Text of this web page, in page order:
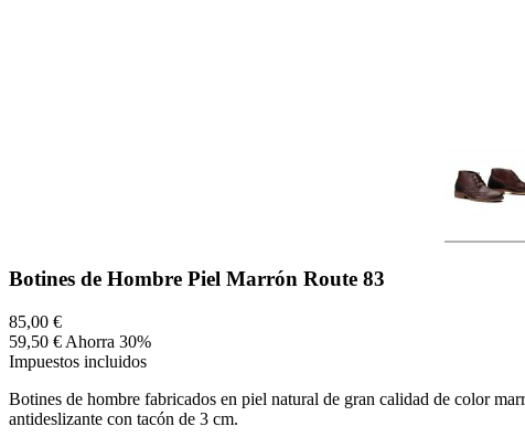
Botines de Hombre Piel Marrón Route 83
85,00 €
59,50 € Ahorra 30%
Impuestos incluidos
Botines de hombre fabricados en piel natural de gran calidad de color
antideslizante con tacón de 3 cm.